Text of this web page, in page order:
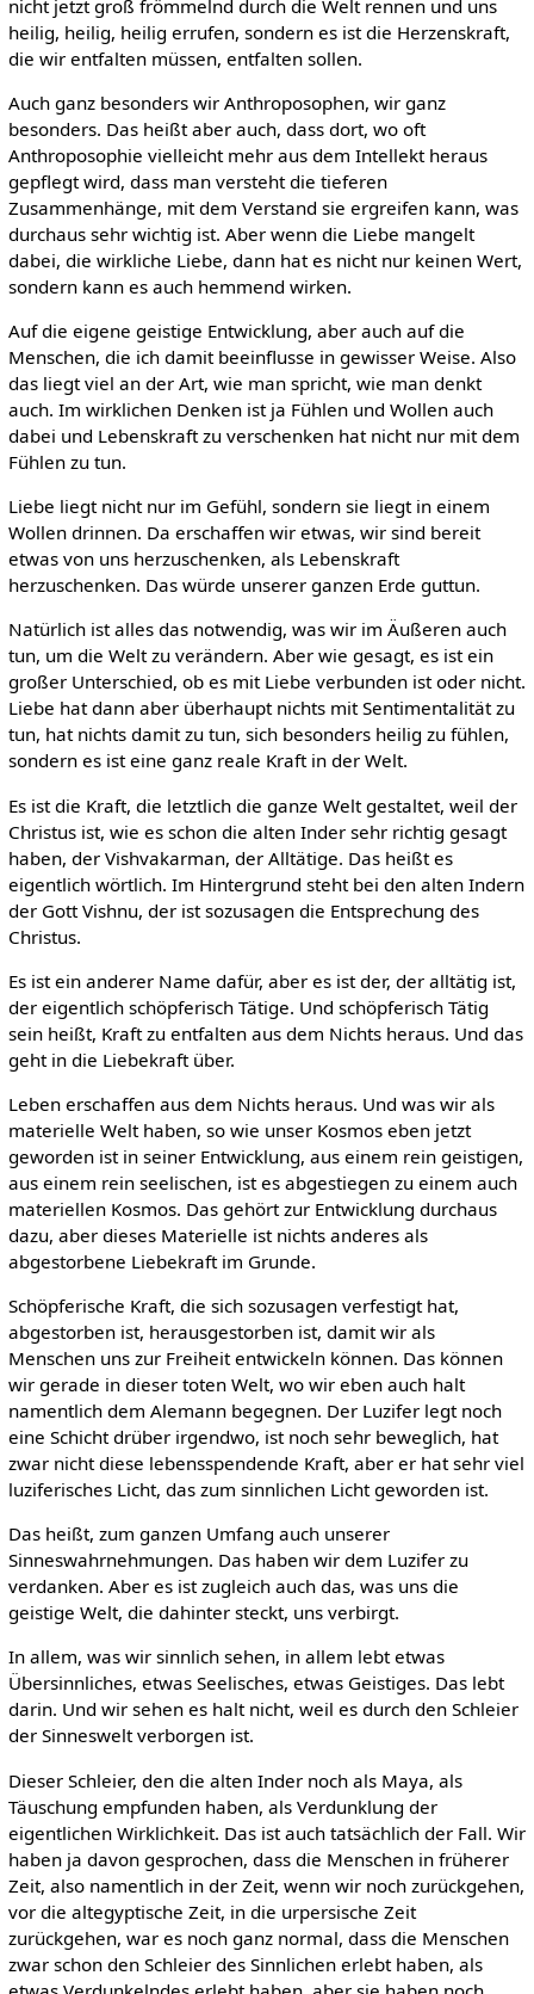
nicht jetzt groß frömmelnd durch die Welt rennen und uns
heilig, heilig, heilig errufen, sondern es ist die Herzenskraft,
die wir entfalten müssen, entfalten sollen.
Auch ganz besonders wir Anthroposophen, wir ganz
besonders. Das heißt aber auch, dass dort, wo oft
Anthroposophie vielleicht mehr aus dem Intellekt heraus
gepflegt wird, dass man versteht die tieferen
Zusammenhänge, mit dem Verstand sie ergreifen kann, was
durchaus sehr wichtig ist. Aber wenn die Liebe mangelt
dabei, die wirkliche Liebe, dann hat es nicht nur keinen Wert,
sondern kann es auch hemmend wirken.
Auf die eigene geistige Entwicklung, aber auch auf die
Menschen, die ich damit beeinflusse in gewisser Weise. Also
das liegt viel an der Art, wie man spricht, wie man denkt
auch. Im wirklichen Denken ist ja Fühlen und Wollen auch
dabei und Lebenskraft zu verschenken hat nicht nur mit dem
Fühlen zu tun.
Liebe liegt nicht nur im Gefühl, sondern sie liegt in einem
Wollen drinnen. Da erschaffen wir etwas, wir sind bereit
etwas von uns herzuschenken, als Lebenskraft
herzuschenken. Das würde unserer ganzen Erde guttun.
Natürlich ist alles das notwendig, was wir im Äußeren auch
tun, um die Welt zu verändern. Aber wie gesagt, es ist ein
großer Unterschied, ob es mit Liebe verbunden ist oder nicht.
Liebe hat dann aber überhaupt nichts mit Sentimentalität zu
tun, hat nichts damit zu tun, sich besonders heilig zu fühlen,
sondern es ist eine ganz reale Kraft in der Welt.
Es ist die Kraft, die letztlich die ganze Welt gestaltet, weil der
Christus ist, wie es schon die alten Inder sehr richtig gesagt
haben, der Vishvakarman, der Alltätige. Das heißt es
eigentlich wörtlich. Im Hintergrund steht bei den alten Indern
der Gott Vishnu, der ist sozusagen die Entsprechung des
Christus.
Es ist ein anderer Name dafür, aber es ist der, der alltätig ist,
der eigentlich schöpferisch Tätige. Und schöpferisch Tätig
sein heißt, Kraft zu entfalten aus dem Nichts heraus. Und das
geht in die Liebekraft über.
Leben erschaffen aus dem Nichts heraus. Und was wir als
materielle Welt haben, so wie unser Kosmos eben jetzt
geworden ist in seiner Entwicklung, aus einem rein geistigen,
aus einem rein seelischen, ist es abgestiegen zu einem auch
materiellen Kosmos. Das gehört zur Entwicklung durchaus
dazu, aber dieses Materielle ist nichts anderes als
abgestorbene Liebekraft im Grunde.
Schöpferische Kraft, die sich sozusagen verfestigt hat,
abgestorben ist, herausgestorben ist, damit wir als
Menschen uns zur Freiheit entwickeln können. Das können
wir gerade in dieser toten Welt, wo wir eben auch halt
namentlich dem Alemann begegnen. Der Luzifer legt noch
eine Schicht drüber irgendwo, ist noch sehr beweglich, hat
zwar nicht diese lebensspendende Kraft, aber er hat sehr viel
luziferisches Licht, das zum sinnlichen Licht geworden ist.
Das heißt, zum ganzen Umfang auch unserer
Sinneswahrnehmungen. Das haben wir dem Luzifer zu
verdanken. Aber es ist zugleich auch das, was uns die
geistige Welt, die dahinter steckt, uns verbirgt.
In allem, was wir sinnlich sehen, in allem lebt etwas
Übersinnliches, etwas Seelisches, etwas Geistiges. Das lebt
darin. Und wir sehen es halt nicht, weil es durch den Schleier
der Sinneswelt verborgen ist.
Dieser Schleier, den die alten Inder noch als Maya, als
Täuschung empfunden haben, als Verdunklung der
eigentlichen Wirklichkeit. Das ist auch tatsächlich der Fall. Wir
haben ja davon gesprochen, dass die Menschen in früherer
Zeit, also namentlich in der Zeit, wenn wir noch zurückgehen,
vor die altegyptische Zeit, in die urpersische Zeit
zurückgehen, war es noch ganz normal, dass die Menschen
zwar schon den Schleier des Sinnlichen erlebt haben, als